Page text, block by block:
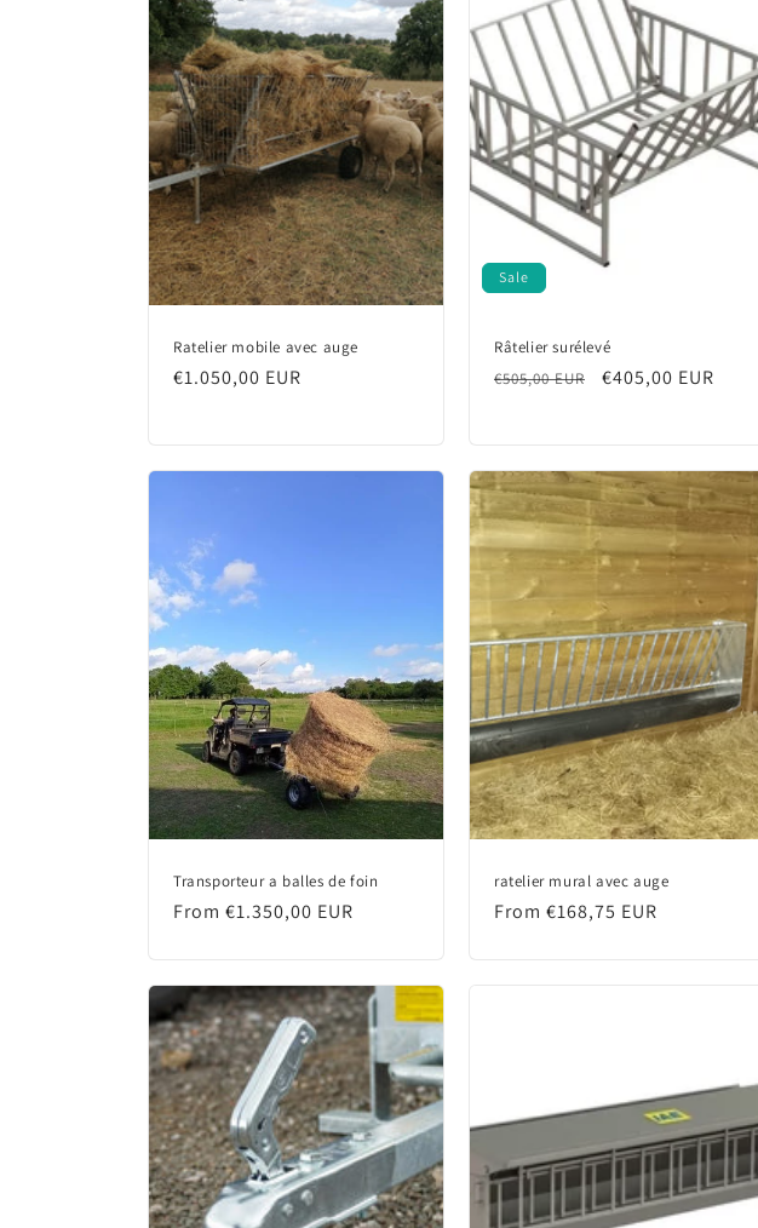
Ratelier mobile avec auge
Regular
€1.050,00 EUR
Sale
Râtelier surélevé
Regular
€505,00 EUR
Sale
€405,00 EUR
Transporteur a balles de foin
Regular
From €1.350,00 EUR
ratelier mural avec auge
Regular
From €168,75 EUR